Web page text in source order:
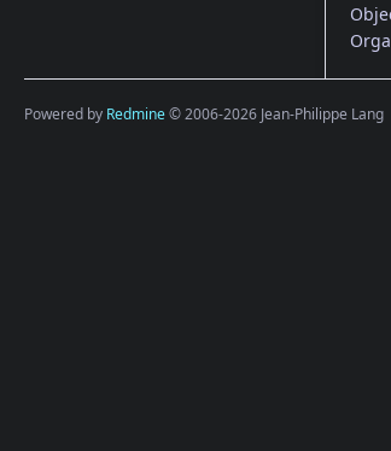
Powered by Redmine© 2006-2026 Jean-Philippe Lang